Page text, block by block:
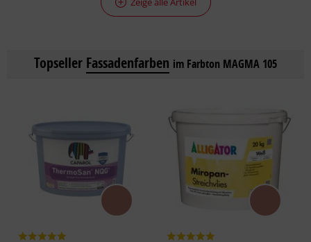
Topseller Fassadenfarben im Farbton MAGMA 105